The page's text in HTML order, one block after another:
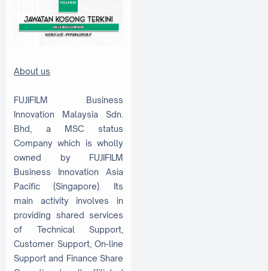
About us
FUJIFILM Business
Innovation Malaysia Sdn.
Bhd, a MSC status
Company which is wholly
owned by FUJIFILM
Business Innovation Asia
Pacific (Singapore). Its
main activity involves in
providing shared services
of Technical Support,
Customer Support, On-line
Support and Finance Share